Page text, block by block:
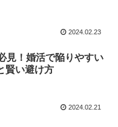
2024.02.23
見！婚活で陥りやすい
賢い避け方
2024.02.21